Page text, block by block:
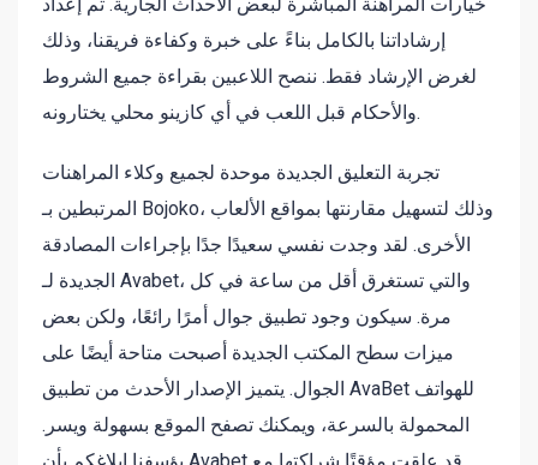
إرشاداتنا بالكامل بناءً على خبرة وكفاءة فريقنا، وذلك
لغرض الإرشاد فقط. ننصح اللاعبين بقراءة جميع الشروط
والأحكام قبل اللعب في أي كازينو محلي يختارونه.
تجربة التعليق الجديدة موحدة لجميع وكلاء المراهنات
المرتبطين بـ Bojoko، وذلك لتسهيل مقارنتها بمواقع الألعاب
الأخرى. لقد وجدت نفسي سعيدًا جدًا بإجراءات المصادقة
الجديدة لـ Avabet، والتي تستغرق أقل من ساعة في كل
مرة. سيكون وجود تطبيق جوال أمرًا رائعًا، ولكن بعض
ميزات سطح المكتب الجديدة أصبحت متاحة أيضًا على
الجوال. يتميز الإصدار الأحدث من تطبيق AvaBet للهواتف
المحمولة بالسرعة، ويمكنك تصفح الموقع بسهولة ويسر.